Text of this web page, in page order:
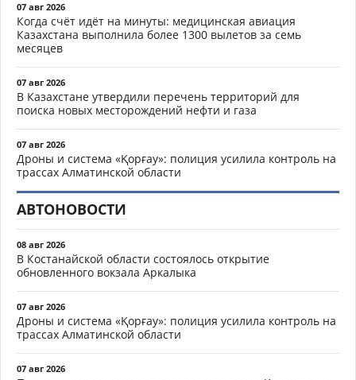
07 авг 2026
Когда счёт идёт на минуты: медицинская авиация
Казахстана выполнила более 1300 вылетов за семь
месяцев
07 авг 2026
В Казахстане утвердили перечень территорий для
поиска новых месторождений нефти и газа
07 авг 2026
Дроны и система «Қорғау»: полиция усилила контроль на
трассах Алматинской области
АВТОНОВОСТИ
08 авг 2026
В Костанайской области состоялось открытие
обновленного вокзала Аркалыка
07 авг 2026
Дроны и система «Қорғау»: полиция усилила контроль на
трассах Алматинской области
07 авг 2026